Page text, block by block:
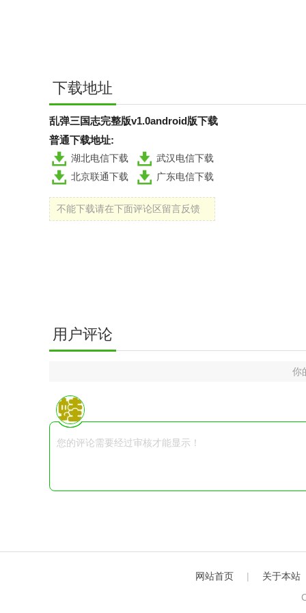
下载地址
乱弹三国志完整版v1.0android版下载
普通下载地址:
湖北电信下载
武汉电信下载
北京联通下载
广东电信下载
不能下载请在下面评论区留言反馈
用户评论
你
网站首页 |
关于本站